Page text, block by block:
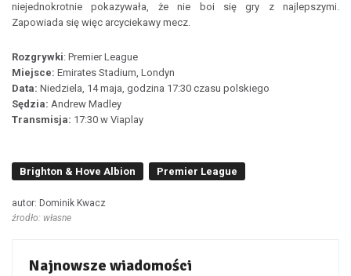
niejednokrotnie pokazywała, że nie boi się gry z najlepszymi.
Zapowiada się więc arcyciekawy mecz.
Rozgrywki: Premier League
Miejsce: Emirates Stadium, Londyn
Data: Niedziela, 14 maja, godzina 17:30 czasu polskiego
Sędzia: Andrew Madley
Transmisja: 17:30 w Viaplay
Brighton & Hove Albion Premier League
autor: Dominik Kwacz
źrodło: własne
Najnowsze wiadomości